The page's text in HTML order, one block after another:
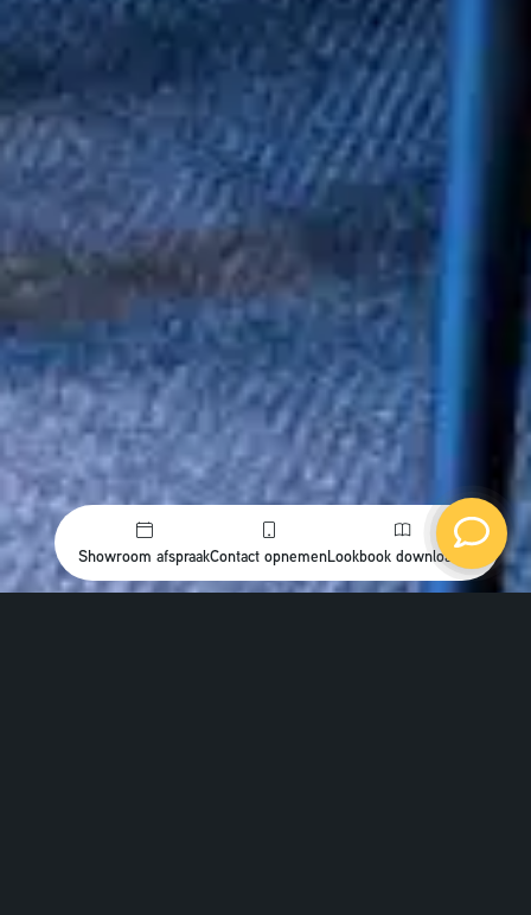
Showroom afspraakContact opnemenLookbook downloaden